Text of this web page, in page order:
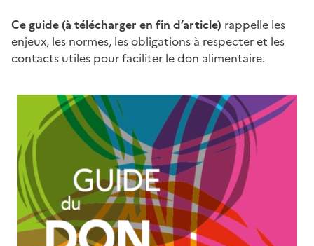
Ce guide (à télécharger en fin d’article) rappelle les
enjeux, les normes, les obligations à respecter et les
contacts utiles pour faciliter le don alimentaire.